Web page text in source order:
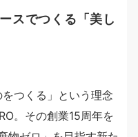
スでつくる「美し
をつくる」という理念
。その創業15周年を